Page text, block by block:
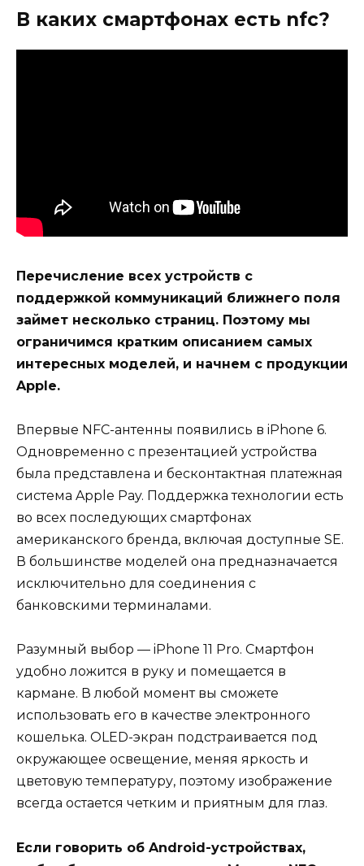
В каких смартфонах есть nfc?
Перечисление всех устройств с
поддержкой коммуникаций ближнего поля
займет несколько страниц. Поэтому мы
ограничимся кратким описанием самых
интересных моделей, и начнем с продукции
Apple.
Впервые NFC-антенны появились в iPhone 6.
Одновременно с презентацией устройства
была представлена и бесконтактная платежная
система Apple Pay. Поддержка технологии есть
во всех последующих смартфонах
американского бренда, включая доступные SE.
В большинстве моделей она предназначается
исключительно для соединения с
банковскими терминалами.
Разумный выбор — iPhone 11 Pro. Смартфон
удобно ложится в руку и помещается в
кармане. В любой момент вы сможете
использовать его в качестве электронного
кошелька. OLED-экран подстраивается под
окружающее освещение, меняя яркость и
цветовую температуру, поэтому изображение
всегда остается четким и приятным для глаз.
Если говорить об Android-устройствах,